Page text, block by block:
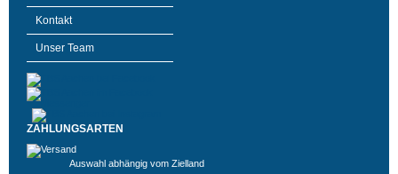
Kontakt
Unser Team
ZAHLUNGSARTEN
Auswahl abhängig vom Zielland